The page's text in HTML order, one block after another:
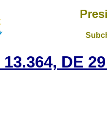
13.364, DE